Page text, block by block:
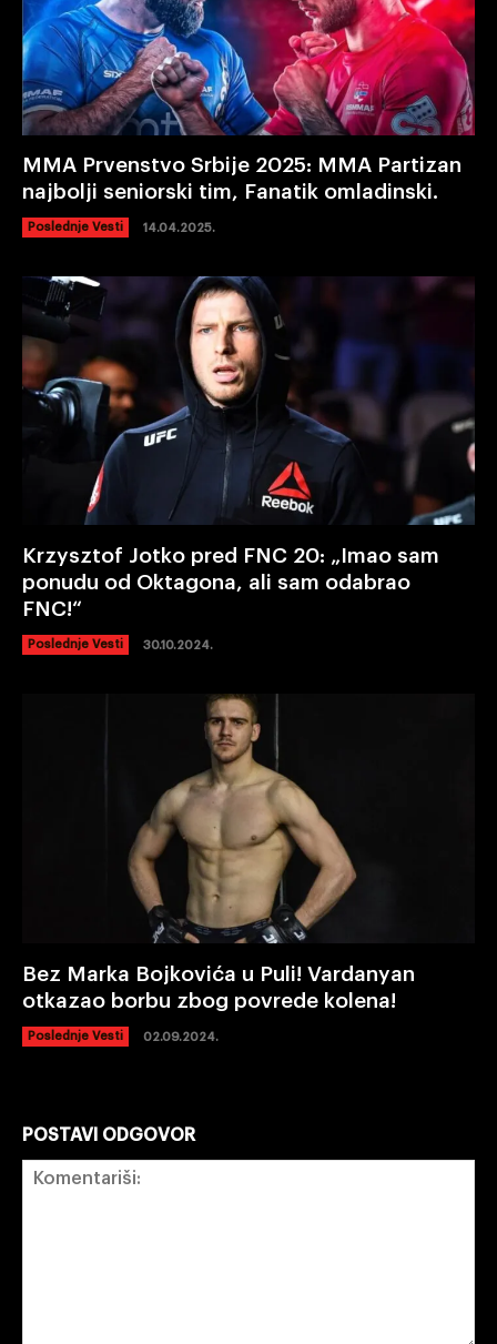
MMA Prvenstvo Srbije 2025: MMA Partizan
najbolji seniorski tim, Fanatik omladinski.
Poslednje Vesti 14.04.2025.
Krzysztof Jotko pred FNC 20: „Imao sam
ponudu od Oktagona, ali sam odabrao
FNC!“
Poslednje Vesti 30.10.2024.
Bez Marka Bojkovića u Puli! Vardanyan
otkazao borbu zbog povrede kolena!
Poslednje Vesti 02.09.2024.
POSTAVI ODGOVOR